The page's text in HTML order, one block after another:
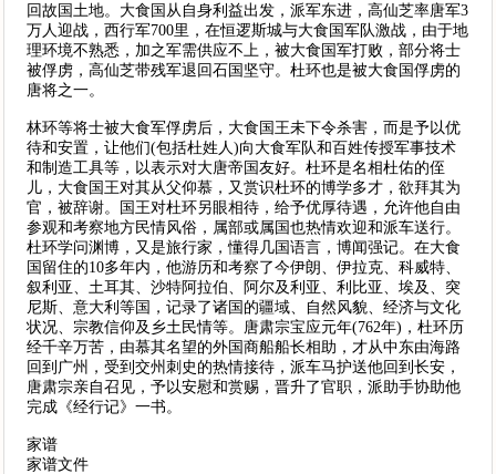
回故国土地。大食国从自身利益出发，派军东进，高仙芝率唐军3
万人迎战，西行军700里，在恒逻斯城与大食国军队激战，由于地
理环境不熟悉，加之军需供应不上，被大食国军打败，部分将士
被俘虏，高仙芝带残军退回石国坚守。杜环也是被大食国俘虏的
唐将之一。
林环等将士被大食军俘虏后，大食国王未下令杀害，而是予以优
待和安置，让他们(包括杜姓人)向大食军队和百姓传授军事技术
和制造工具等，以表示对大唐帝国友好。杜环是名相杜佑的侄
儿，大食国王对其从父仰慕，又赏识杜环的博学多才，欲拜其为
官，被辞谢。国王对杜环另眼相待，给予优厚待遇，允许他自由
参观和考察地方民情风俗，属部或属国也热情欢迎和派车送行。
杜环学问渊博，又是旅行家，懂得几国语言，博闻强记。在大食
国留住的10多年内，他游历和考察了今伊朗、伊拉克、科威特、
叙利亚、土耳其、沙特阿拉伯、阿尔及利亚、利比亚、埃及、突
尼斯、意大利等国，记录了诸国的疆域、自然风貌、经济与文化
状况、宗教信仰及乡土民情等。唐肃宗宝应元年(762年)，杜环历
经千辛万苦，由慕其名望的外国商船船长相助，才从中东由海路
回到广州，受到交州刺史的热情接待，派车马护送他回到长安，
唐肃宗亲自召见，予以安慰和赏赐，晋升了官职，派助手协助他
完成《经行记》一书。
家谱
家谱文件